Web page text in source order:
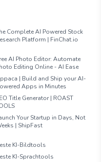
Complete AI Powered Stock
Platform | FinChat.io
AI Photo Editor: Automate
Editing Online - AI Ease
| Build and Ship your AI-
Apps in Minutes
Title Generator | ROAST
Your Startup in Days, Not
| ShipFast
KI-Bildtools
KI-Sprachtools